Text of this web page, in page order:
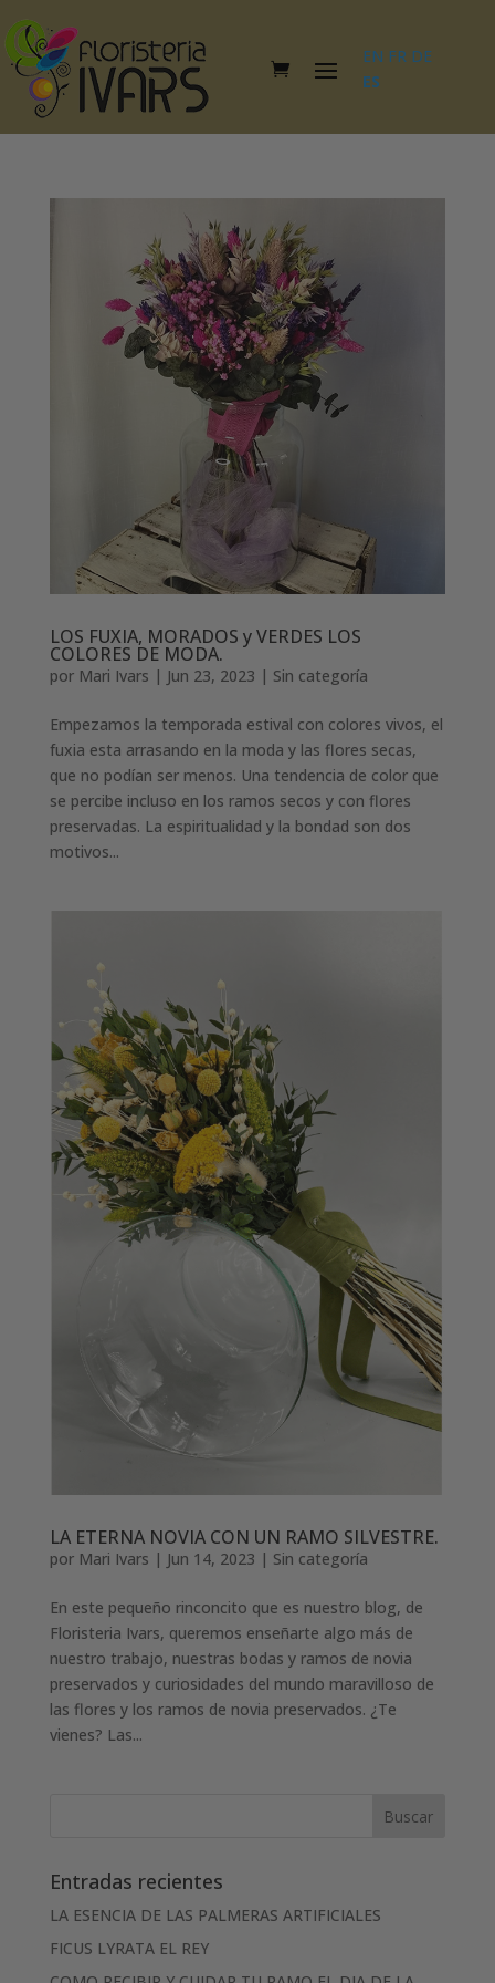
EN FR DE
ES
LOS FUXIA, MORADOS y VERDES LOS
COLORES DE MODA.
por Mari Ivars | Jun 23, 2023 | Sin categoría
Empezamos la temporada estival con colores vivos, el
fuxia esta arrasando en la moda y las flores secas,
que no podían ser menos. Una tendencia de color que
se percibe incluso en los ramos secos y con flores
preservadas. La espiritualidad y la bondad son dos
motivos...
LA ETERNA NOVIA CON UN RAMO SILVESTRE.
por Mari Ivars | Jun 14, 2023 | Sin categoría
En este pequeño rinconcito que es nuestro blog, de
Floristeria Ivars, queremos enseñarte algo más de
nuestro trabajo, nuestras bodas y ramos de novia
preservados y curiosidades del mundo maravilloso de
las flores y los ramos de novia preservados. ¿Te
vienes? Las...
Entradas recientes
LA ESENCIA DE LAS PALMERAS ARTIFICIALES
FICUS LYRATA EL REY